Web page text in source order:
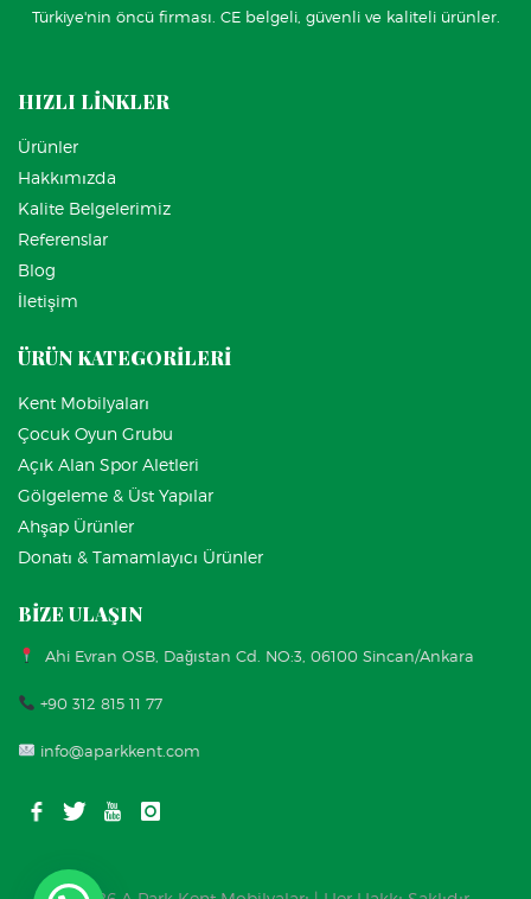
Türkiye'nin öncü firması. CE belgeli, güvenli ve kaliteli ürünler.
HIZLI LİNKLER
Ürünler
Hakkımızda
Kalite Belgelerimiz
Referenslar
Blog
İletişim
ÜRÜN KATEGORİLERİ
Kent Mobilyaları
Çocuk Oyun Grubu
Açık Alan Spor Aletleri
Gölgeleme & Üst Yapılar
Ahşap Ürünler
Donatı & Tamamlayıcı Ürünler
BİZE ULAŞIN
Ahi Evran OSB, Dağıstan Cd. NO:3, 06100 Sincan/Ankara
+90 312 815 11 77
info@aparkkent.com